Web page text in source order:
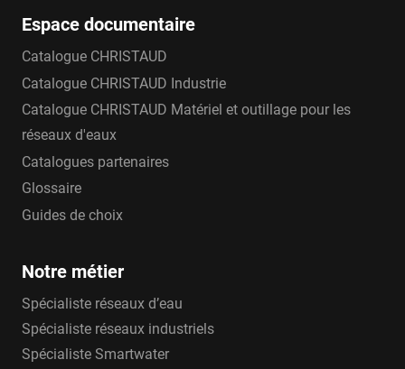
Espace documentaire
Catalogue CHRISTAUD
Catalogue CHRISTAUD Industrie
Catalogue CHRISTAUD Matériel et outillage pour les
réseaux d'eaux
Catalogues partenaires
Glossaire
Guides de choix
Notre métier
Spécialiste réseaux d’eau
Spécialiste réseaux industriels
Spécialiste Smartwater